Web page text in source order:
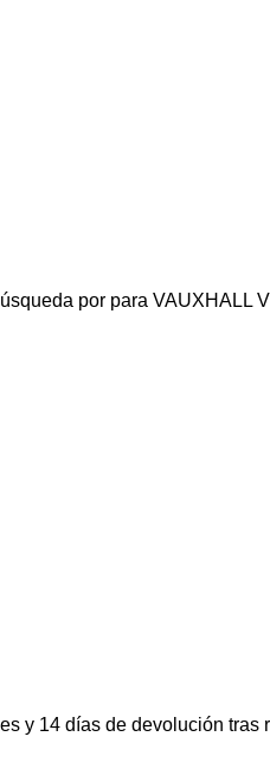
por para VAUXHALL
y 14 días de devolución tras